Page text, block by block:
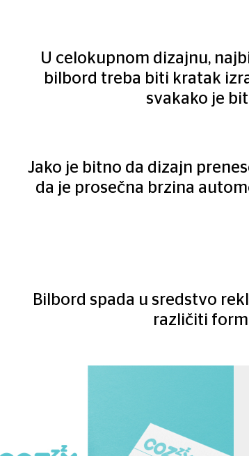
U celokupnom dizajnu,
bilbord treba biti kratak
svakako je
Jako je bitno da dizajn
da je prosečna brzina
Bilbord spada u sredstvo
različiti